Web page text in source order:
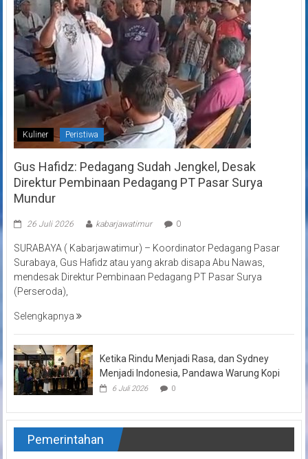
Kuliner Peristiwa
Gus Hafidz: Pedagang Sudah Jengkel, Desak
Direktur Pembinaan Pedagang PT Pasar Surya
Mundur
26 Juli 2026 kabarjawatimur 0
SURABAYA ( Kabarjawatimur) – Koordinator Pedagang Pasar
Surabaya, Gus Hafidz atau yang akrab disapa Abu Nawas,
mendesak Direktur Pembinaan Pedagang PT Pasar Surya
(Perseroda),
Selengkapnya
Ketika Rindu Menjadi Rasa, dan Sydney
Menjadi Indonesia, Pandawa Warung Kopi
6 Juli 2026 0
Pemerintahan